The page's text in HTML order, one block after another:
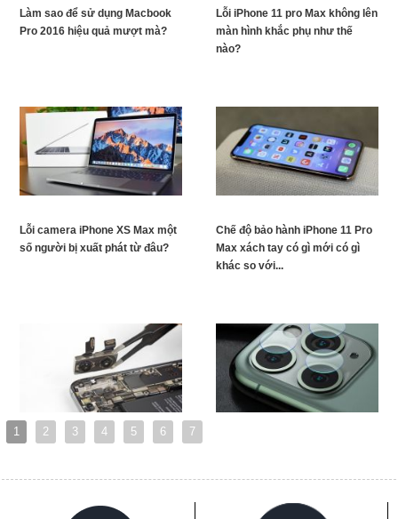
Làm sao để sử dụng Macbook
Pro 2016 hiệu quả mượt mà?
Lỗi iPhone 11 pro Max không lên
màn hình khắc phụ như thế
nào?
Lỗi camera iPhone XS Max một
số người bị xuất phát từ đâu?
Chế độ bảo hành iPhone 11 Pro
Max xách tay có gì mới có gì
khác so với...
1 2 3 4 5 6 7